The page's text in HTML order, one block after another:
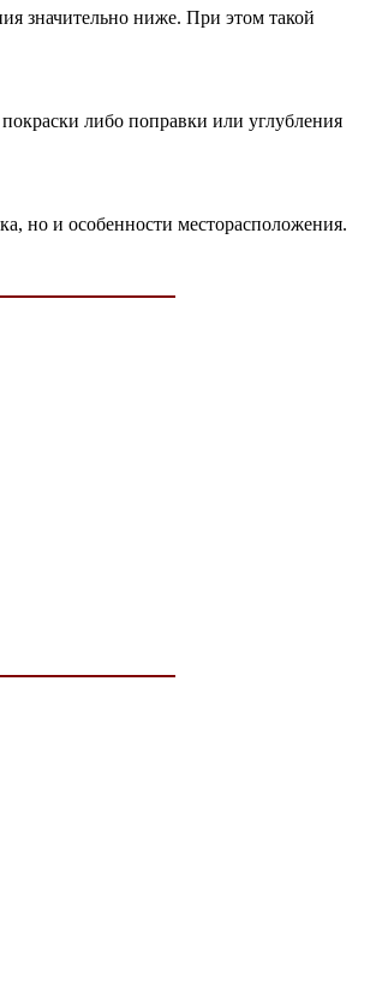
значительно ниже. При этом такой
либо поправки или углубления
но и особенности месторасположения.